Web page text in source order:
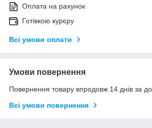
Оплата на рахунок
Готівкою курєру
Всі умови оплати
Умови повернення
Повернення товару впродовж 14 днів за
Всі умови повернення